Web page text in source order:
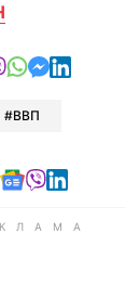
в Telegram
в в X
отправить в
отправить
ВВП
в Telegram
в
Читайте в X
Читайте в
Читайте